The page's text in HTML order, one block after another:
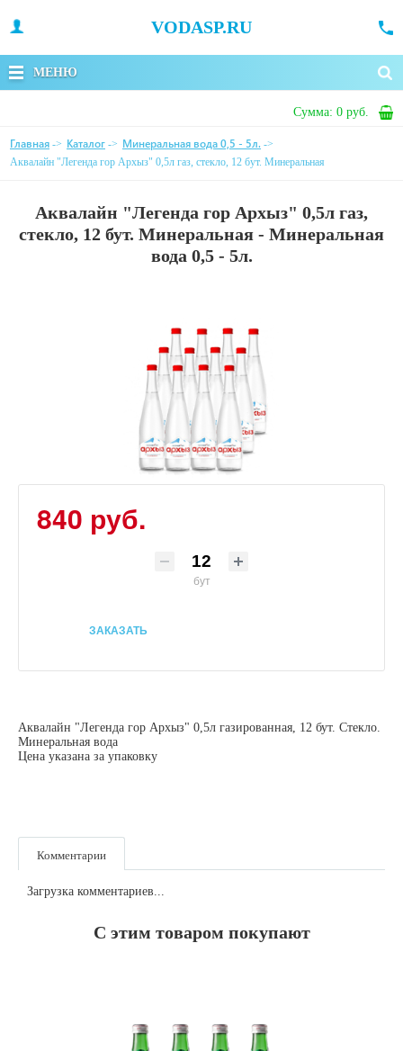
VODASP.RU
МЕНЮ
Сумма: 0 руб.
Главная -> Каталог -> Минеральная вода 0,5 - 5л. ->
Аквалайн "Легенда гор Архыз" 0,5л газ, стекло, 12 бут. Минеральная
Аквалайн "Легенда гор Архыз" 0,5л газ,
стекло, 12 бут. Минеральная - Минеральная
вода 0,5 - 5л.
840 руб.
бут
ЗАКАЗАТЬ
Аквалайн "Легенда гор Архыз" 0,5л газированная, 12 бут. Стекло.
Минеральная вода
Цена указана за упаковку
Комментарии
Загрузка комментариев...
С этим товаром покупают